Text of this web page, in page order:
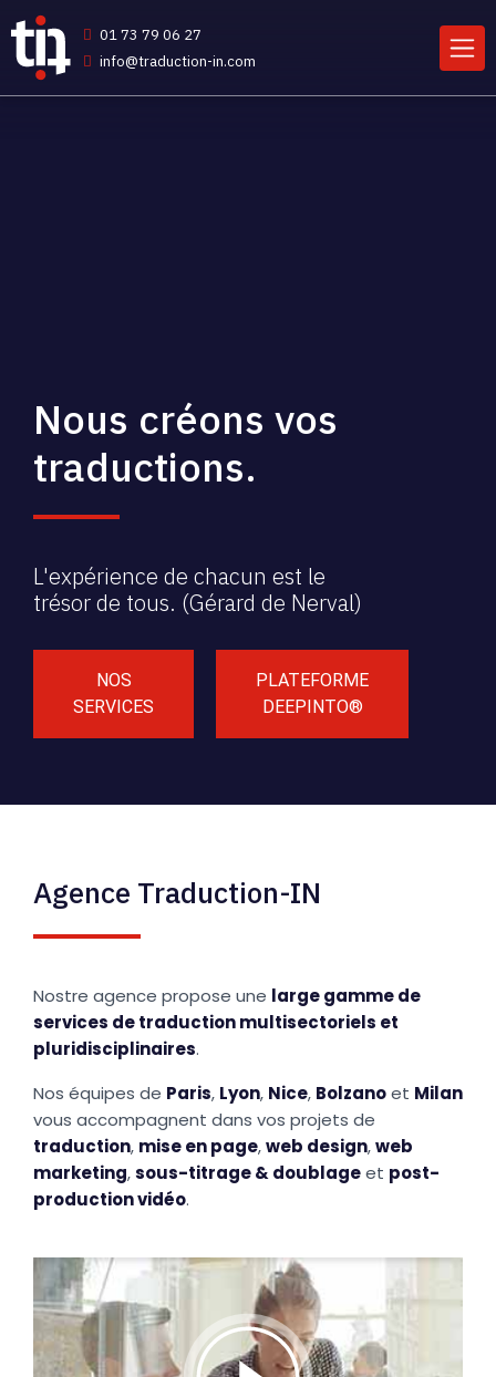
01 73 79 06 27
info@traduction-in.com
Nous créons vos
traductions.
L'expérience de chacun est le
trésor de tous. (Gérard de Nerval)
NOS
SERVICES
PLATEFORME
DEEPINTO®
Agence Traduction-IN
Nostre agence propose une large gamme de
services de traduction multisectoriels et
pluridisciplinaires.
Nos équipes de Paris, Lyon, Nice, Bolzanoet Milan
vous accompagnent dans vos projets de
traduction, mise en page,web design,web
marketing,sous-titrage & doublageet post-
production vidéo.